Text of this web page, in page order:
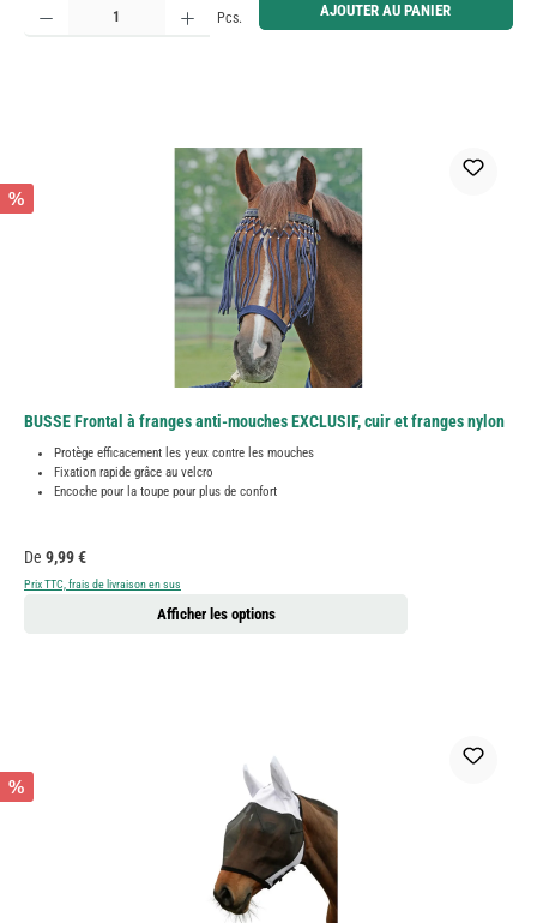
Pcs. AJOUTER AU PANIER
%
BUSSE Frontal à franges anti-mouches EXCLUSIF, cuir et franges nylon
Protège efficacement les yeux contre les mouches
Fixation rapide grâce au velcro
Encoche pour la toupe pour plus de confort
Prix régulier :
De 9,99 €
Prix TTC, frais de livraison en sus
Afficher les options
%